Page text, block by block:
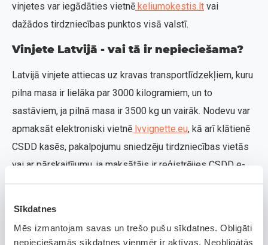
Sīkdatnes
Mēs izmantojam savas un trešo pušu sīkdatnes. Obligāti
nepieciešamās sīkdatnes vienmēr ir aktīvas. Neobligātās
vinjetes var iegādāties vietnē keliumokestis.lt vai
dažādos tirdzniecības punktos visā valstī.
Vinjete Latvijā - vai tā ir nepieciešama?
Latvijā vinjete attiecas uz kravas transportlīdzekļiem, kuru
pilna masa ir lielāka par 3000 kilogramiem, un to
sastāviem, ja pilnā masa ir 3500 kg un vairāk. Nodevu var
apmaksāt elektroniski vietnē lvvignette.eu, kā arī klātienē
CSDD kasēs, pakalpojumu sniedzēju tirdzniecības vietās
vai ar pārskaitījumu, ja maksātājs ir reģistrējies CSDD e-
pakalpojumu sistēmā.
Vinjetes iegāde citās Eiropas valstīs
Daudzas Eiropas valstis ir ieviesušas savus noteikumus